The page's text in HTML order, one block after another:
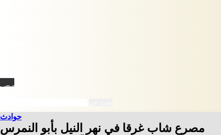
حوادث
مصرع شاب غرقا في نهر النيل بأبو النمرس